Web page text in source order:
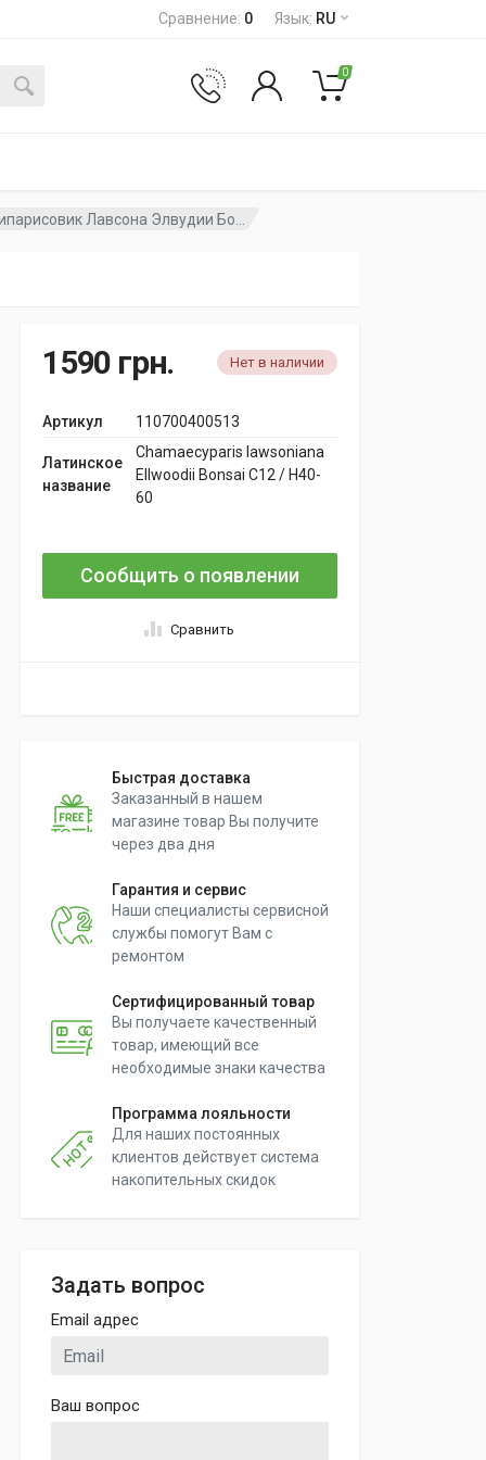
Сравнение: 0 Язык: RU
0
Лавсона Элвудии Бо...
1590 грн. Нет в наличии
Артикул 110700400513
Латинское
название
Chamaecyparis lawsoniana
Ellwoodii Bonsai C12 / H40-
60
Сообщить о появлении
Сравнить
Быстрая доставка
Заказанный в нашем
магазине товар Вы получите
через два дня
Гарантия и сервис
Наши специалисты сервисной
службы помогут Вам с
ремонтом
Сертифицированный товар
Вы получаете качественный
товар, имеющий все
необходимые знаки качества
Программа лояльности
Для наших постоянных
клиентов действует система
накопительных скидок
Задать вопрос
Email адрес
Ваш вопрос